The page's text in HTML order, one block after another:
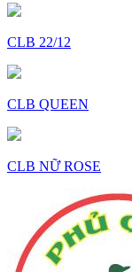
CLB 22/12
CLB QUEEN
CLB NỮ ROSE